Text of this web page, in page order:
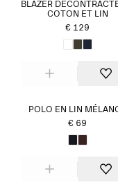
BLAZER
COTON ET LIN
€ 129
POLO EN LIN
€ 69